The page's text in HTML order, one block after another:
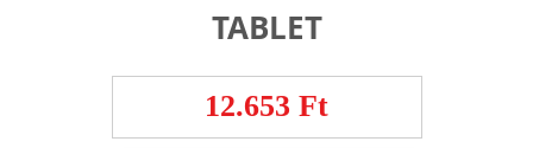
TABLET
12.653 Ft